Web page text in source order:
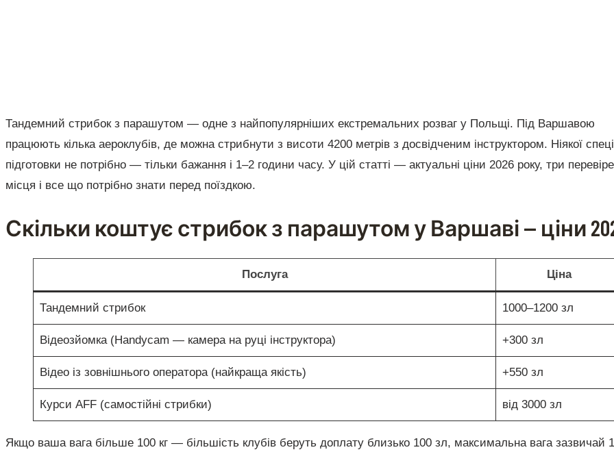
Тандемний стрибок з парашутом — одне з найпопулярніших екстремальних розваг у Польщі. Під Варшавою
працюють кілька аероклубів, де можна стрибнути з висоти 4200 метрів з досвідченим інструктором. Ніякої
підготовки не потрібно — тільки бажання і 1–2 години часу. У цій статті — актуальні ціни 2026 року, три
місця і все що потрібно знати перед поїздкою.
Скільки коштує стрибок з парашутом у Варшаві — ціни
Послуга Ціна
Тандемний стрибок 1000–1200 зл
Відеозйомка (Handycam — камера на руці інструктора) +300 зл
Відео із зовнішнього оператора (найкраща якість) +550 зл
Курси AFF (самостійні стрибки) від 3000 зл
Якщо ваша вага більше 100 кг — більшість клубів беруть доплату близько 100 зл, максимальна вага зазвичай